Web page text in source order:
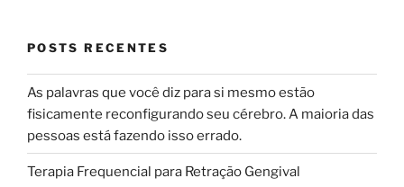
POSTS RECENTES
As palavras que você diz para si mesmo estão
fisicamente reconfigurando seu cérebro. A maioria das
pessoas está fazendo isso errado.
Terapia Frequencial para Retração Gengival